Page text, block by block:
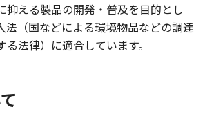
抑える製品の開発・普及を目的とし
法（国などによる環境物品などの調達
法律）に適合しています。